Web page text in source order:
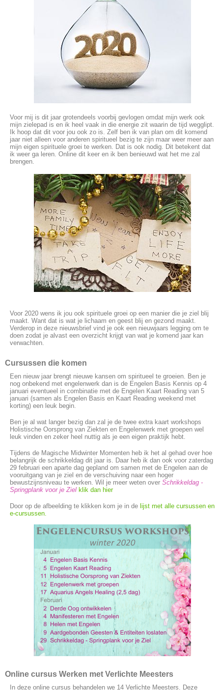
Voor mij is dit jaar grotendeels voorbij gevlogen omdat mijn werk ook
mijn zielepad is en ik heel vaak in die energie zit waarin de tijd wegglipt.
Ik hoop dat dit voor jou ook zo is. Zelf ben ik van plan om dit komend
jaar niet alleen voor anderen spiritueel bezig te zijn maar weer meer aan
mijn eigen spirituele groei te werken. Dat is ook nodig. Dit betekent dat
ik weer ga leren. Online dit keer en ik ben benieuwd wat het me zal
brengen.
Voor 2020 wens ik jou ook spirituele groei op een manier die je ziel blij
maakt. Want dat is wat je lichaam en geest blij en gezond maakt.
Verderop in deze nieuwsbrief vind je ook een nieuwjaars legging om te
doen zodat je alvast een overzicht krijgt van wat je komend jaar kan
verwachten.
Cursussen die komen
Een nieuw jaar brengt nieuwe kansen om spiritueel te groeien. Ben je
nog onbekend met engelenwerk dan is de Engelen Basis Kennis op 4
januari eventueel in combinatie met de Engelen Kaart Reading van 5
januari (samen als Engelen Basis en Kaart Reading weekend met
korting) een leuk begin.
Ben je al wat langer bezig dan zal je de twee extra kaart workshops
Holistische Oorsprong van Ziekten en Engelenwerk met groepen wel
leuk vinden en zeker heel nuttig als je een eigen praktijk hebt.
Tijdens de Magische Midwinter Momenten heb ik het al gehad over hoe
belangrijk de schrikkeldag dit jaar is. Daar heb ik dan ook voor zaterdag
29 februari een aparte dag gepland om samen met de Engelen aan de
vooruitgang van je ziel en de verschuiving naar een hoger
bewustzijnsniveau te werken. Wil je meer weten over Schrikkeldag -
Springplank voor je Ziel klik dan hier
Door op de afbeelding te klikken kom je in de lijst met alle cursussen en
e-cursussen.
Online cursus Werken met Verlichte Meesters
In deze online cursus behandelen we 14 Verlichte Meesters. Deze